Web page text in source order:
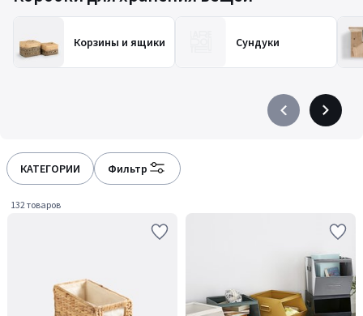
Корзины и ящики Сундуки
PrécédentSuivant
КАТЕГОРИИ Фильтр
132 товаров